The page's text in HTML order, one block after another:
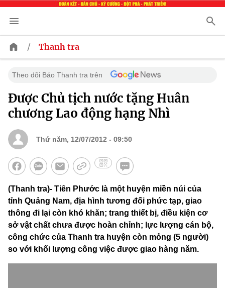
/ Thanh tra
Theo dõi Báo Thanh tra trên
Được Chủ tịch nước tặng Huân
chương Lao động hạng Nhì
Thứ năm, 12/07/2012 - 09:50
(Thanh tra)- Tiên Phước là một huyện miền núi của
tỉnh Quảng Nam, địa hình tương đối phức tạp, giao
thông đi lại còn khó khăn; trang thiết bị, điều kiện cơ
sở vật chất chưa được hoàn chỉnh; lực lượng cán bộ,
công chức của Thanh tra huyện còn mỏng (5 người)
so với khối lượng công việc được giao hàng năm.